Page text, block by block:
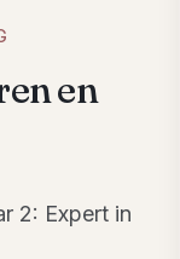
en
2: Expert in